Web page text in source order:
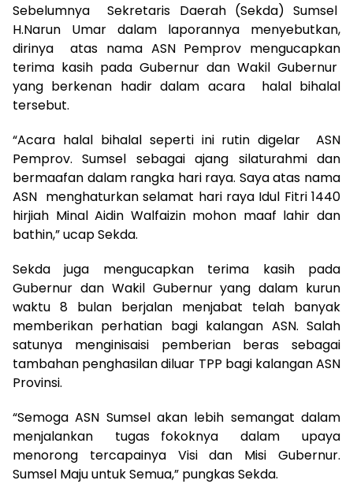
Sebelumnya Sekretaris Daerah (Sekda) Sumsel
H.Narun Umar dalam laporannya menyebutkan,
dirinya atas nama ASN Pemprov mengucapkan
terima kasih pada Gubernur dan Wakil Gubernur
yang berkenan hadir dalam acara halal bihalal
tersebut.
“Acara halal bihalal seperti ini rutin digelar ASN
Pemprov. Sumsel sebagai ajang silaturahmi dan
bermaafan dalam rangka hari raya. Saya atas nama
ASN menghaturkan selamat hari raya Idul Fitri 1440
hirjiah Minal Aidin Walfaizin mohon maaf lahir dan
bathin,” ucap Sekda.
Sekda juga mengucapkan terima kasih pada
Gubernur dan Wakil Gubernur yang dalam kurun
waktu 8 bulan berjalan menjabat telah banyak
memberikan perhatian bagi kalangan ASN. Salah
satunya menginisaisi pemberian beras sebagai
tambahan penghasilan diluar TPP bagi kalangan ASN
Provinsi.
“Semoga ASN Sumsel akan lebih semangat dalam
menjalankan tugas fokoknya dalam upaya
menorong tercapainya Visi dan Misi Gubernur.
Sumsel Maju untuk Semua,” pungkas Sekda.